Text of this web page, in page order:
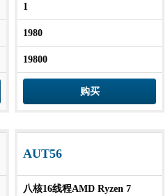
1
1980
19800
购买
AUT56
八核16线程AMD Ryzen 7